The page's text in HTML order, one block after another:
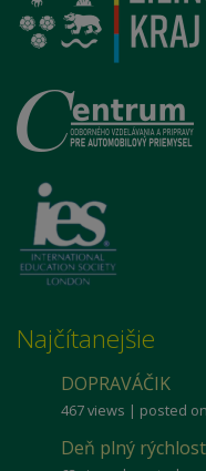
Najčítanejšie
DOPRAVÁČIK
467 views | posted
Deň plný